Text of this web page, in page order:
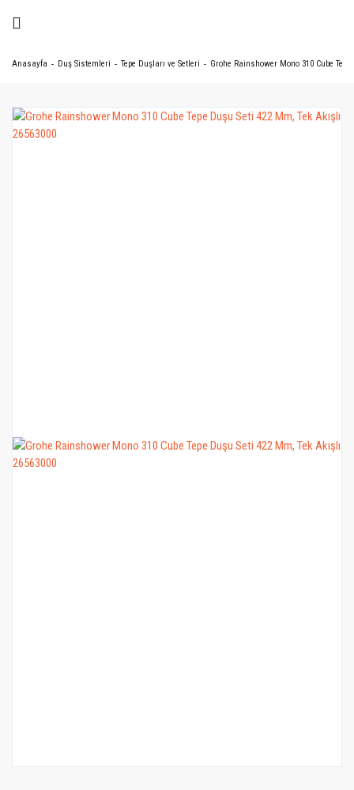
Anasayfa Duş Sistemleri Tepe Duşları ve Setleri Grohe Rainshower Mono 310 Cube Tepe